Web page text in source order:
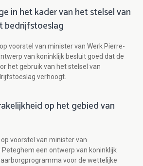
in het kader van het stelsel van
bedrijfstoeslag
voorstel van minister van Werk Pierre-
van koninklijk besluit goed dat de
het gebruik van het stelsel van
verhoogt.
op het gebied van
voorstel van minister van
Peteghem een ontwerp van koninklijk
voor de wettelijke